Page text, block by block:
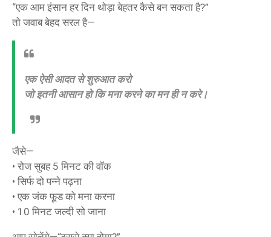
“एक आम इंसान हर दिन थोड़ा बेहतर कैसे बन सकता है?”
तो जवाब बेहद सरल है—
एक ऐसी आदत से शुरुआत करो
जो इतनी आसान हो कि मना करने का मन ही न करे।
जैसे—
• रोज सुबह 5 मिनट की वॉक
• सिर्फ दो पन्ने पढ़ना
• एक जंक फूड को मना करना
• 10 मिनट जल्दी सो जाना